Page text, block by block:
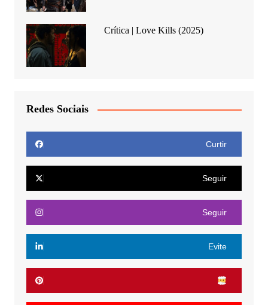
Crítica | Love Kills (2025)
Redes Sociais
Curtir
Seguir
Seguir
Evite